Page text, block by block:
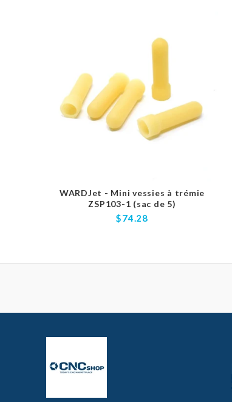
WARDJet - Mini vessies à trémie
ZSP103-1 (sac de 5)
$74.28